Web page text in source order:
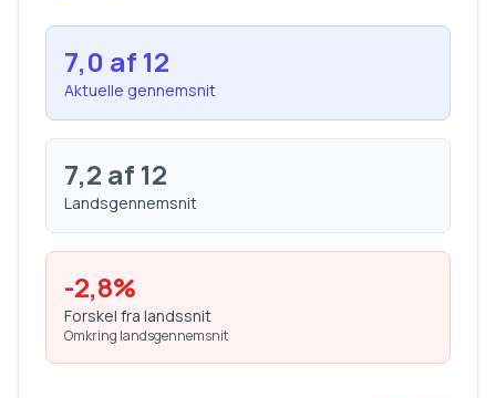
7,0 af 12
Aktuelle gennemsnit
7,2 af 12
Landsgennemsnit
-2,8%
Forskel fra landssnit
Omkring landsgennemsnit